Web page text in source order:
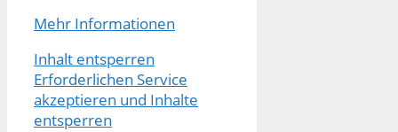
Mehr Informationen
Inhalt entsperren
Erforderlichen Service
akzeptieren und Inhalte
entsperren